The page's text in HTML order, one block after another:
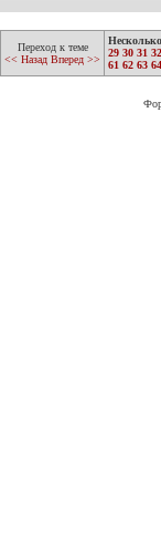
Переход к теме
<< Назад Вперед >>
29 30 31 32
61 62 63 64